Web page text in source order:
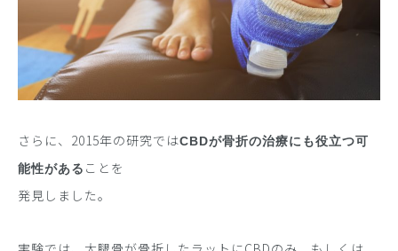
さらに、2015年の研究ではCBDが骨折の治療にも役立つ可
能性がある ことを
発見しました。